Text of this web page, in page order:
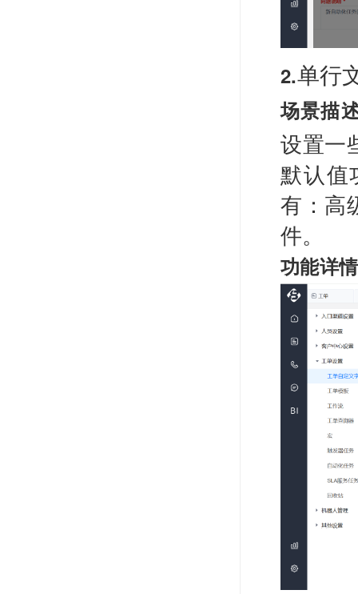
2.单行
场景描
设置一
默认值
有：高
件。
功能详